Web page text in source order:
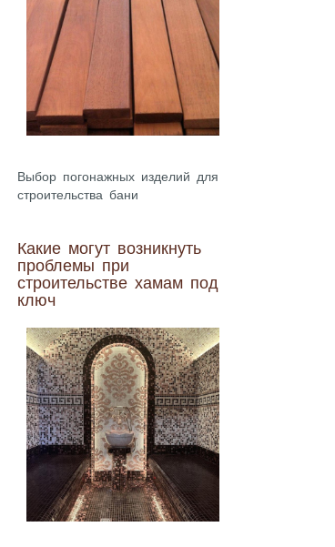
Выбор погонажных изделий для
строительства бани
Какие могут возникнуть
проблемы при
строительстве хамам под
ключ